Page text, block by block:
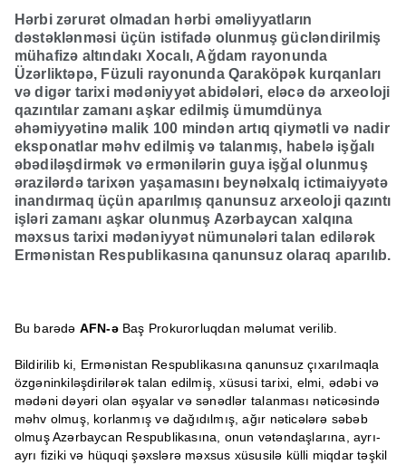
Hərbi zərurət olmadan hərbi əməliyyatların
dəstəklənməsi üçün istifadə olunmuş gücləndirilmiş
mühafizə altındakı Xocalı, Ağdam rayonunda
Üzərliktəpə, Füzuli rayonunda Qaraköpək kurqanları
və digər tarixi mədəniyyət abidələri, eləcə də arxeoloji
qazıntılar zamanı aşkar edilmiş ümumdünya
əhəmiyyətinə malik 100 mindən artıq qiymətli və nadir
eksponatlar məhv edilmiş və talanmış, habelə işğalı
əbədiləşdirmək və ermənilərin guya işğal olunmuş
ərazilərdə tarixən yaşamasını beynəlxalq ictimaiyyətə
inandırmaq üçün aparılmış qanunsuz arxeoloji qazıntı
işləri zamanı aşkar olunmuş Azərbaycan xalqına
məxsus tarixi mədəniyyət nümunələri talan edilərək
Ermənistan Respublikasına qanunsuz olaraq aparılıb.
Bu barədə AFN-ə Baş Prokurorluqdan məlumat verilib.
Bildirilib ki, Ermənistan Respublikasına qanunsuz çıxarılmaqla
özgəninkiləşdirilərək talan edilmiş, xüsusi tarixi, elmi, ədəbi və
mədəni dəyəri olan əşyalar və sənədlər talanması nəticəsində
məhv olmuş, korlanmış və dağıdılmış, ağır nəticələrə səbəb
olmuş Azərbaycan Respublikasına, onun vətəndaşlarına, ayrı-
ayrı fiziki və hüquqi şəxslərə məxsus xüsusilə külli miqdar təşkil